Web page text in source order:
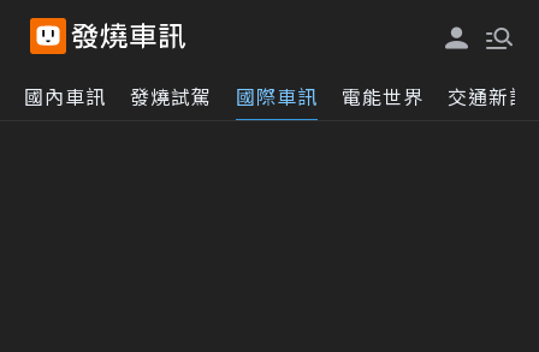
國內車訊 發燒試駕 國際車訊 電能世界 交通新訊